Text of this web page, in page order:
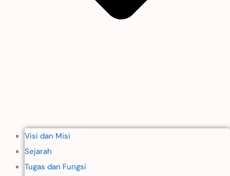
Visi dan Misi
Sejarah
Tugas dan Fungsi